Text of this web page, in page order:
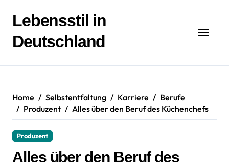
Inhalt
springen
Lebensstil in
Deutschland
Home Selbstentfaltung Karriere
Berufe
Produzent
Alles über den Beruf des Küchenchefs
Produzent
Alles über den Beruf des